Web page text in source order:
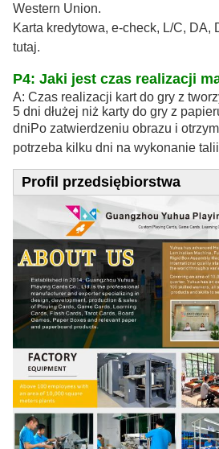
Western Union.
Karta kredytowa, e-check, L/C, DA,
tutaj.
P4: Jaki jest czas realizacji
A: Czas realizacji kart do gry z
5 dni dłużej niż karty do gry z
dniPo zatwierdzeniu obrazu i
potrzeba kilku dni na wykonanie
Profil przedsiębiorstwa